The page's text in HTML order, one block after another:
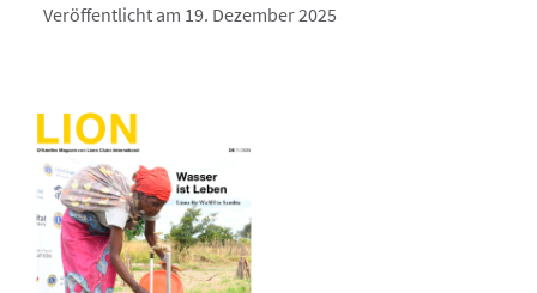
Veröffentlicht am 19. Dezember 2025